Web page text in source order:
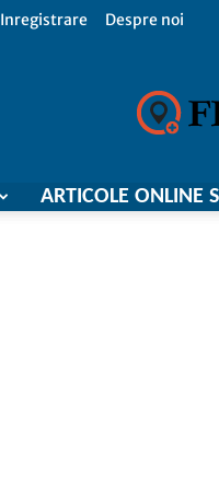
Inregistrare Despre noi
ARTICOLE ONLINE